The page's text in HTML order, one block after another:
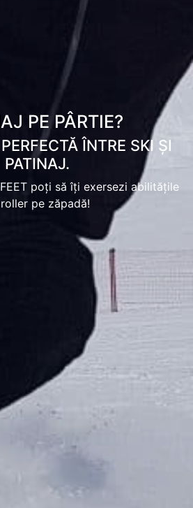
PE PÂRTIE?
ÎNTRE SKI ȘI
PATINAJ.
poți să îți exersezi abilitățile
pe zăpadă!